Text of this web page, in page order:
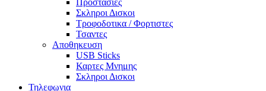
Προστασιες
Σκληροι Δισκοι
Τροφοδοτικα / Φορτιστες
Τσαντες
Αποθηκευση
USB Sticks
Καρτες Μνημης
Σκληροι Δισκοι
Τηλεφωνια